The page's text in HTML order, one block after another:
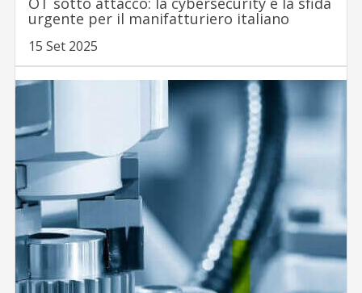
urgente per il manifatturiero italiano
15 Set 2025